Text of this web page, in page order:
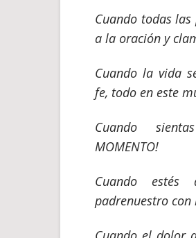
Cuando todas
a la oración y
Cuando la vida
fe, todo en este
Cuando
MOMENTO!
Cuando estés
padrenuestro con